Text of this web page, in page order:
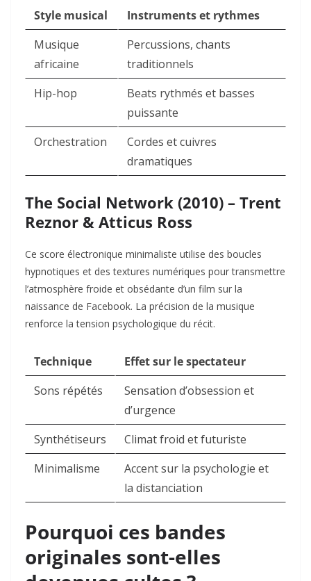
Style musical
Instruments et rythmes
Musique
africaine
Percussions, chants
traditionnels
Hip-hop
Beats rythmés et basses
puissante
Orchestration
Cordes et cuivres
dramatiques
The Social Network (2010) – Trent
Reznor & Atticus Ross
Ce score électronique minimaliste utilise des boucles
hypnotiques et des textures numériques pour transmettre
l’atmosphère froide et obsédante d’un film sur la
naissance de Facebook. La précision de la musique
renforce la tension psychologique du récit.
Technique
Effet sur le spectateur
Sons répétés
Sensation d’obsession et
d’urgence
Synthétiseurs
Climat froid et futuriste
Minimalisme
Accent sur la psychologie et
la distanciation
Pourquoi ces bandes
originales sont-elles